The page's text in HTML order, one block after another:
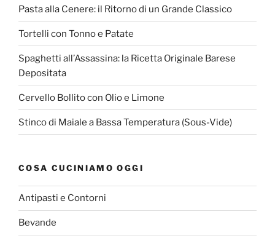
Pasta alla Cenere: il Ritorno di un Grande Classico
Tortelli con Tonno e Patate
Spaghetti all’Assassina: la Ricetta Originale Barese
Depositata
Cervello Bollito con Olio e Limone
Stinco di Maiale a Bassa Temperatura (Sous-Vide)
COSA CUCINIAMO OGGI
Antipasti e Contorni
Bevande